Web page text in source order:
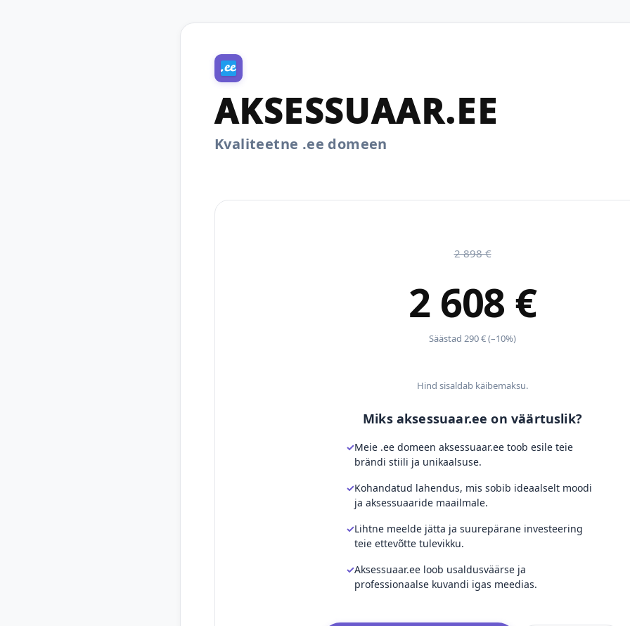
AKSESSUAAR.EE
Kvaliteetne .ee domeen
2 898 €
2 608 €
Säästad 290 € (–10%)
Hind sisaldab käibemaksu.
Miks aksessuaar.ee on väärtuslik?
Meie .ee domeen aksessuaar.ee toob esile teie
brändi stiili ja unikaalsuse.
Kohandatud lahendus, mis sobib ideaalselt moodi
ja aksessuaaride maailmale.
Lihtne meelde jätta ja suurepärane investeering
teie ettevõtte tulevikku.
Aksessuaar.ee loob usaldusväärse ja
professionaalse kuvandi igas meedias.